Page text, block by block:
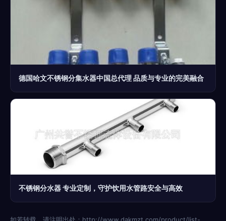
德国哈文不锈钢分集水器中国总代理 品质与专业的完美融合
不锈钢分水器 专业定制，守护饮用水管路安全与高效